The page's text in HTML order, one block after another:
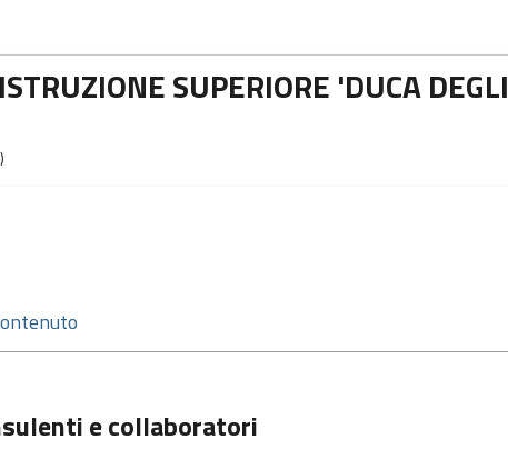
SUPERIORE 'DUCA DEGLI
e collaboratori